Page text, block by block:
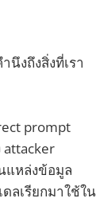
งถึงสิ่งที่เรา
prompt
attacker
แหล่งข้อมูล
ลเรียกมาใช้ใน